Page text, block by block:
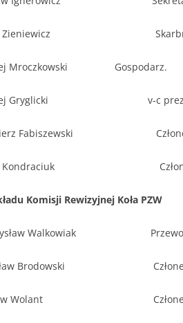
Zieniewicz
Mroczkowski Gospodarz.
Gryglicki v-c prezes
Fabiszewski Członek
Kondraciuk Członek
Komisji Rewizyjnej Koła PZW
Walkowiak
Brodowski Członek
Wolant